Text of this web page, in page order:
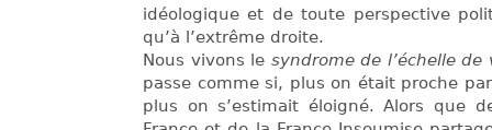
idéologique et de toute perspective
qu’à l’extrême droite.
Nous vivons le syndrome de l’échelle
passe comme si, plus on était proche
plus on s’estimait éloigné. Alors que